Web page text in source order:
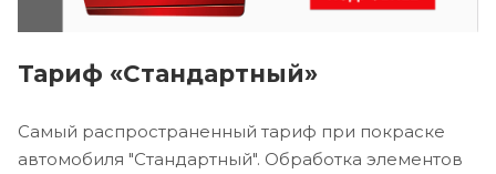
Тариф «Стандартный»
Самый распространенный тариф при покраске
автомобиля "Стандартный". Обработка элементов